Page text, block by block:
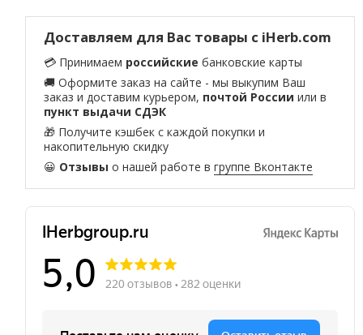
Доставляем для Вас товары с iHerb.com
💳 Принимаем российские банковские карты
🚚 Оформите заказ на сайте - мы выкупим Ваш
заказ и доставим курьером, почтой России или в
пункт выдачи СДЭК
🎁 Получите кэшбек с каждой покупки и
накопительную скидку
😀 Отзывы о нашей работе вгруппе Вконтакте